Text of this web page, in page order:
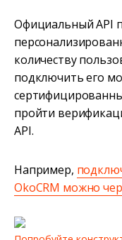
Официальный API
количеству
подключить его
пройти
API.
Например,
OkoCRM можно